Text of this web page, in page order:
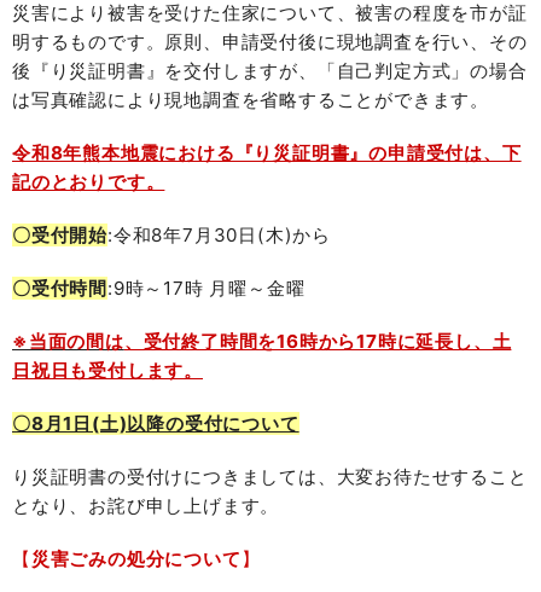
災害により被害を受けた住家について、被害の程度を市が証
明するものです。原則、申請受付後に現地調査を行い、その
後『り災証明書』を交付しますが、「自己判定方式」の場合
は写真確認により現地調査を省略することができます。
令和8年熊本地震における『り災証明書』の申請受付は、下
記のとおりです。
〇受付開始:令和8年7月30日(木)から
〇受付時間:9時～17時 月曜～金曜
※当面の間は、受付終了時間を16時から17時に延長し、土
日祝日も受付します。
〇8月1日(土)以降の受付について
り災証明書の受付けにつきましては、大変お待たせすること
となり、お詫び申し上げます。
【 災害ごみの処分について 】